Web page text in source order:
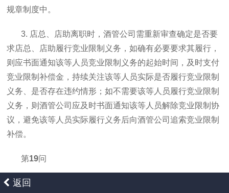
规章制度中。
3. 店总、店助离职时，酒管公司需重新审查确定是否要
求店总、店助履行竞业限制义务，如确有必要要求其履行，
则应书面通知该等人员竞业限制义务的起始时间，及时支付
竞业限制补偿金，持续关注该等人员实际是否履行竞业限制
义务、是否存在违约情形；如不需要该等人员履行竞业限制
义务，则酒管公司应及时书面通知该等人员解除竞业限制协
议，避免该等人员实际履行义务后向酒管公司追索竞业限制
补偿。
第19问
酒管公司开展供应链服务应注意哪些事项？
返回